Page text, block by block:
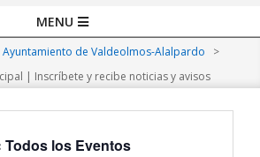
MENU
Ayuntamiento de Valdeolmos-Alalpardo
>
| Inscríbete y recibe noticias y avisos
Todos los Eventos